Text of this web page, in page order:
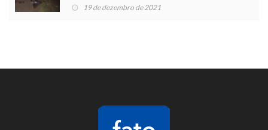
19 de dezembro de 2021